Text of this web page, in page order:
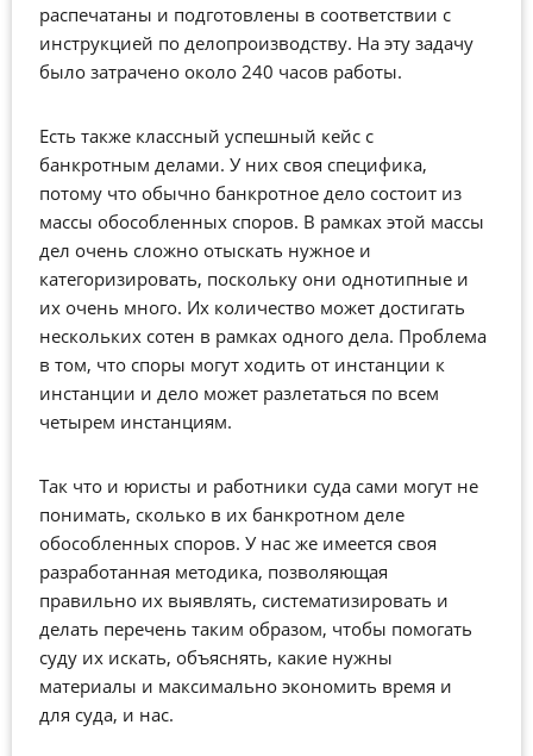
распечатаны и подготовлены в соответствии с
инструкцией по делопроизводству. На эту задачу
было затрачено около 240 часов работы.
Есть также классный успешный кейс с
банкротным делами. У них своя специфика,
потому что обычно банкротное дело состоит из
массы обособленных споров. В рамках этой массы
дел очень сложно отыскать нужное и
категоризировать, поскольку они однотипные и
их очень много. Их количество может достигать
нескольких сотен в рамках одного дела. Проблема
в том, что споры могут ходить от инстанции к
инстанции и дело может разлетаться по всем
четырем инстанциям.
Так что и юристы и работники суда сами могут не
понимать, сколько в их банкротном деле
обособленных споров. У нас же имеется своя
разработанная методика, позволяющая
правильно их выявлять, систематизировать и
делать перечень таким образом, чтобы помогать
суду их искать, объяснять, какие нужны
материалы и максимально экономить время и
для суда, и нас.